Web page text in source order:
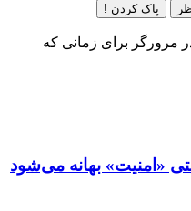
پاک کردن !
مرورگر برای زمانی که
«امنیت» بهانه می‌شود